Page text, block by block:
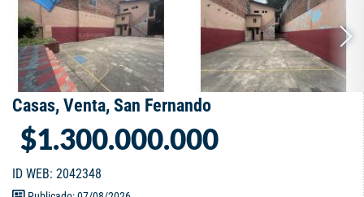
Casas, Venta, San Fernando
$1.300.000.000
ID WEB: 2042348